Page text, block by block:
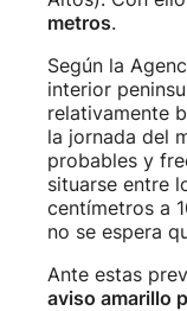
metros.
Según la
interior
relativamente
la jornada del
probables y
situarse entre
centímetros a
no se espera
Ante estas
aviso amarillo